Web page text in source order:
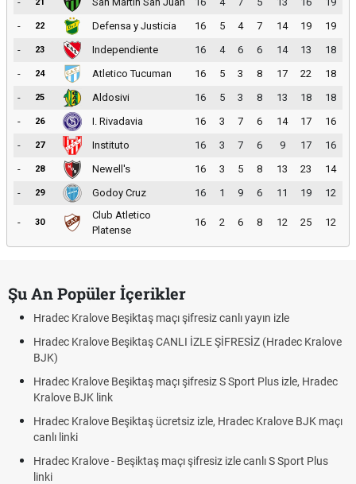
-
22 Defensa y Justicia 16 5 4 7 14 19
19
-
23 Independiente 16 4 6 6 14 13
18
-
24 Atletico Tucuman 16 5 3 8 17 22
18
-
25 Aldosivi 16 5 3 8 13 18
18
-
26 I. Rivadavia 16 3 7 6 14 17
16
-
27 Instituto 16 3 7 6 9 17
16
-
28 Newell's 16 3 5 8 13 23
14
-
29 Godoy Cruz 16 1 9 6 11 19 12
- 30
Club Atletico
Platense
16 2 6 8 12 25 12
Şu An Popüler İçerikler
Hradec Kralove Beşiktaş maçı şifresiz canlı yayın izle
Hradec Kralove Beşiktaş CANLI İZLE ŞİFRESİZ (Hradec Kralove
BJK)
Hradec Kralove Beşiktaş maçı şifresiz S Sport Plus izle, Hradec
Kralove BJK link
Hradec Kralove Beşiktaş ücretsiz izle, Hradec Kralove BJK maçı
canlı linki
Hradec Kralove - Beşiktaş maçı şifresiz izle canlı S Sport Plus
linki